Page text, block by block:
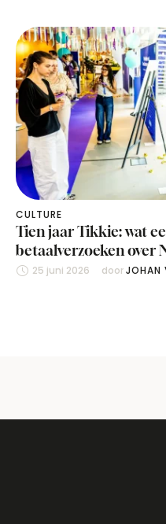
CULTURE
Tien jaar Tikkie: wat
betaalverzoeken over
25 juni 2026 door JOHAN